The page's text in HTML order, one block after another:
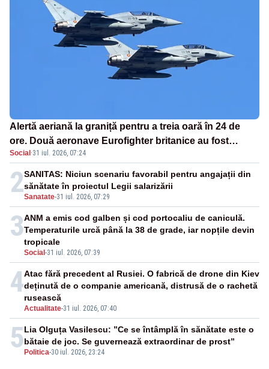
Alertă aeriană la graniță pentru a treia oară în 24 de
ore. Două aeronave Eurofighter britanice au fost
ridicate de la sol
Social ·31 iul. 2026, 07:24
2Sanatate-31 iul. 2026, 07:29
SANITAS: Niciun scenariu favorabil pentru angajații din
sănătate în proiectul Legii salarizării
3
Social -31 iul. 2026, 07:39
ANM a emis cod galben și cod portocaliu de caniculă.
Temperaturile urcă până la 38 de grade, iar nopțile devin
tropicale
4
Actualitate-31 iul. 2026, 07:40
Atac fără precedent al Rusiei. O fabrică de drone din Kiev
deținută de o companie americană, distrusă de o rachetă
rusească
5 Politica-30 iul. 2026, 23:24
Lia Olguța Vasilescu: ”Ce se întâmplă în sănătate este o
bătaie de joc. Se guvernează extraordinar de prost”